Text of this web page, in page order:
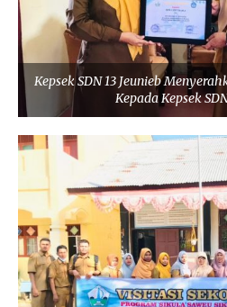
Kepsek SDN 13 Jeunieb
Kepada Kepsek